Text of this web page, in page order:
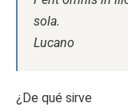
sola.
Lucano
¿De qué sirve